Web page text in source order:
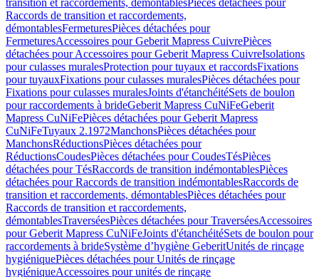
transition et raccordements, démontablesPièces détachées pour
Raccords de transition et raccordements,
démontablesFermeturesPièces détachées pour
FermeturesAccessoires pour Geberit Mapress CuivrePièces
détachées pour Accessoires pour Geberit Mapress CuivreIsolations
pour culasses muralesProtection pour tuyaux et raccordsFixations
pour tuyauxFixations pour culasses muralesPièces détachées pour
Fixations pour culasses muralesJoints d'étanchéitéSets de boulon
pour raccordements à brideGeberit Mapress CuNiFeGeberit
Mapress CuNiFePièces détachées pour Geberit Mapress
CuNiFeTuyaux 2.1972ManchonsPièces détachées pour
ManchonsRéductionsPièces détachées pour
RéductionsCoudesPièces détachées pour CoudesTésPièces
détachées pour TésRaccords de transition indémontablesPièces
détachées pour Raccords de transition indémontablesRaccords de
transition et raccordements, démontablesPièces détachées pour
Raccords de transition et raccordements,
démontablesTraverséesPièces détachées pour TraverséesAccessoires
pour Geberit Mapress CuNiFeJoints d'étanchéitéSets de boulon pour
raccordements à brideSystème d’hygiène GeberitUnités de rinçage
hygiéniquePièces détachées pour Unités de rinçage
hygiéniqueAccessoires pour unités de rinçage